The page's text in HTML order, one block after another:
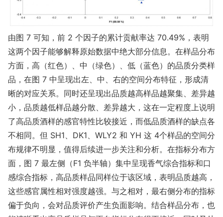
由图 7 可知，前 2 个因子的累计贡献率达 70.49%，表明
这两个因子能够解释原始数据中绝大部分信息。在样品分布
方面，高（红色）、中（绿色）、低（蓝色）的品质分类样
品，在图 7 中呈现出左、中、右的空间分布特征，形成清
晰的对应关系。同时还呈现出品质越高样品越聚集、差异越
小，品质越低样品越分散、差异越大，这在一定程度上说明
了高品质酒样的感官特性比较接近，而低品质酒样的缺点各
不相同。但 SH1、DK1、WLY2 和 YH 这 4个样品的空间分
布规律不明显，值得后续进一步关注和分析。在指标分布方
面，图 7 最左侧（F1 负半轴）集中呈现香气综合指标和口
感综合指标，高品质样品同样位于该区域，表明品质越高，
这些感官属性相对强度越强。与之相对，最右侧分布的指标
偏于负向，会对品质评价产生负面影响。结合样品分布，也